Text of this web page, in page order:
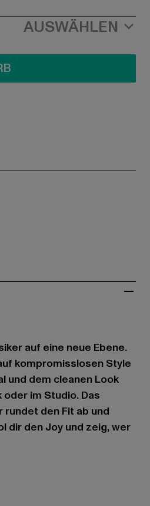
AUSWÄHLEN
auf eine neue Ebene.
kompromisslosen Style
und dem cleanen Look
im Studio. Das
rundet den Fit ab und
dir den Joy und zeig, wer